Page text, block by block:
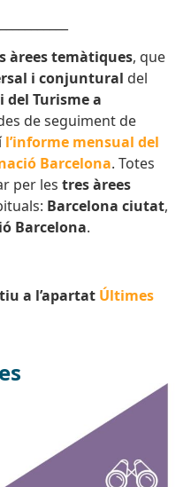
àrees temàtiques, que
i conjuntural del
del Turisme a
de seguiment de
l’informe mensual del
Barcelona. Totes
per lestres àrees
Barcelona ciutat,
Barcelona.
a l’apartat Últimes